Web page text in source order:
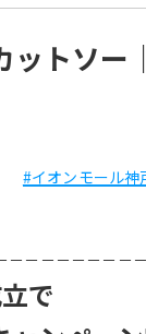
ットソー
#イオンモール神
－－－－－－－
で